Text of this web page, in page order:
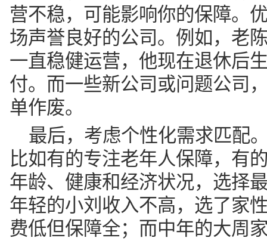
营不稳，可能影响你的保障。
场声誉良好的公司。例如，老
一直稳健运营，他现在退休后
付。而一些新公司或问题公司
单作废。
最后，考虑个性化需求匹配
比如有的专注老年人保障，有
年龄、健康和经济状况，选择
年轻的小刘收入不高，选了家
费低但保障全；而中年的大周